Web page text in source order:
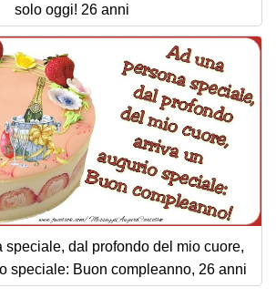
solo oggi! 26 anni
speciale, dal profondo del mio cuore,
speciale: Buon compleanno, 26 anni